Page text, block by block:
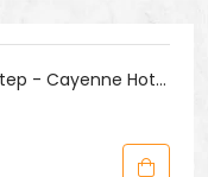
- Cayenne Hot